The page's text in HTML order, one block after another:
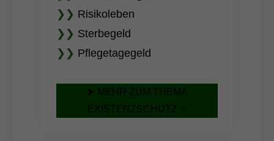
❯❯ Risikoleben
❯❯ Sterbegeld
❯❯ Pflegetagegeld
➤ MEHR ZUM THEMA
EXISTENZSCHUTZ ⭐